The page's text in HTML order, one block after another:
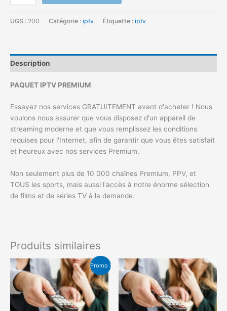
UGS : 200 Catégorie : iptv Étiquette : iptv
Description
PAQUET IPTV PREMIUM
Essayez nos services GRATUITEMENT avant d'acheter ! Nous
voulons nous assurer que vous disposez d'un appareil de
streaming moderne et que vous remplissez les conditions
requises pour l'Internet, afin de garantir que vous êtes satisfait
et heureux avec nos services Premium.
Non seulement plus de 10 000 chaînes Premium, PPV, et
TOUS les sports, mais aussi l'accès à notre énorme sélection
de films et de séries TV à la demande.
Produits similaires
Promo !
Le
prix
initial
était :
€165.00.
Le
prix
actuel
est :
€130.00.